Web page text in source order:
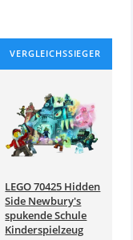
LEGO 70425 Hidden
Side Newbury's
spukende Schule
Kinderspielzeug